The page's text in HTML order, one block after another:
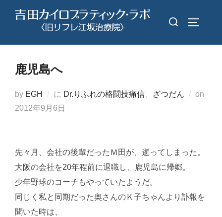
検
対
鹿児島へ
by EGH に Dr.りふれの格闘技痛信、 ざつだん on
2012年9月6日
先々月、会社の後輩だったＭ田が、逝ってしまった。
大阪の会社を20年程前に退職し、鹿児島に帰郷。
少年野球のコーチもやっていたようだ。
同じく私と同期だった奥さんのＫ子ちゃんより訃報を
聞いた時は、